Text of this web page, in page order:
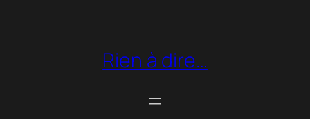
Rien à dire…